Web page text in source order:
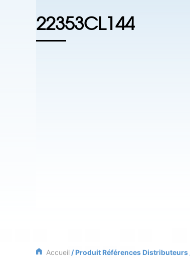
22353CL144
Accueil / Produit Références Distributeurs